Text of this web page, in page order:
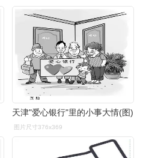
天津"爱心银行"里的小事大情(图)
图片尺寸376x369